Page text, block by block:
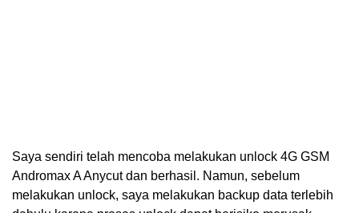
Saya sendiri telah mencoba melakukan unlock 4G GSM
Andromax A Anycut dan berhasil. Namun, sebelum
melakukan unlock, saya melakukan backup data terlebih